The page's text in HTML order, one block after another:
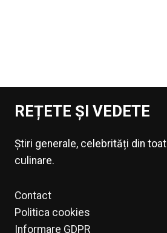
REȚETE ȘI VEDETE
Știri generale, celebrități din
culinare.
Contact
Politica cookies
Informare GDPR